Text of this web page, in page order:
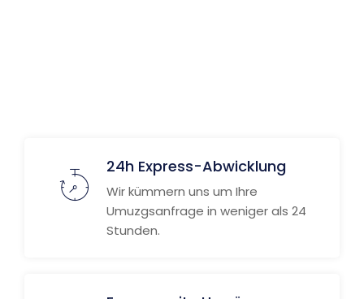
24h Express-Abwicklung
Wir kümmern uns um Ihre
Umuzgsanfrage in weniger als 24
Stunden.